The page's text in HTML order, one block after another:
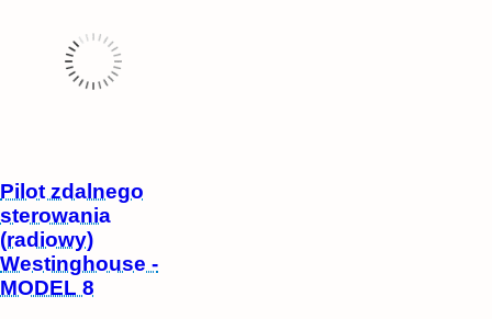
Pilot zdalnego
sterowania
(radiowy)
Westinghouse -
MODEL 8